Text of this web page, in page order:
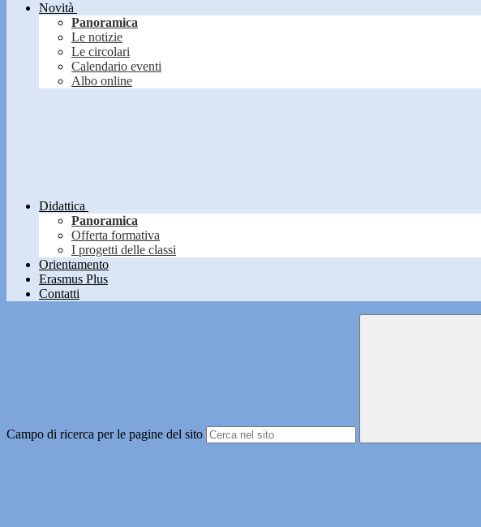
Novità
Panoramica
Le notizie
Le circolari
Calendario eventi
Albo online
Didattica
Panoramica
Offerta formativa
I progetti delle classi
Orientamento
Erasmus Plus
Contatti
Campo di ricerca per le pagine del sito